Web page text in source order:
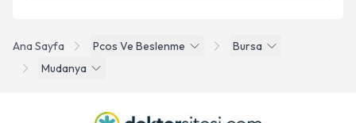
Ana Sayfa Pcos Ve Beslenme
Bursa
Mudanya